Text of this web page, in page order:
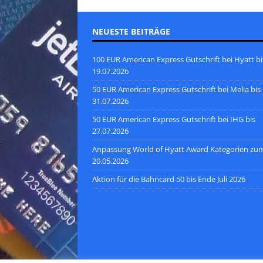
NEUESTE BEITRÄGE
100 EUR American Express Gutschrift bei Hyatt
19.07.2026
50 EUR American Express Gutschrift bei Melia bis
31.07.2026
50 EUR American Express Gutschrift bei IHG bis
27.07.2026
Anpassung World of Hyatt Award Kategorien
20.05.2026
Aktion für die Bahncard 50 bis Ende Juli 2026